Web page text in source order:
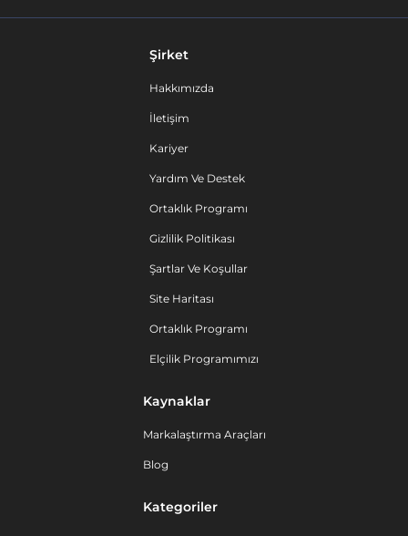
Şirket
Hakkımızda
İletişim
Kariyer
Yardım Ve Destek
Ortaklık Programı
Gizlilik Politikası
Şartlar Ve Koşullar
Site Haritası
Ortaklık Programı
Elçilik Programımızı
Kaynaklar
Markalaştırma Araçları
Blog
Kategoriler